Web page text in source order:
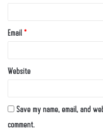
Email *
Website
Save my name, email, and
comment.